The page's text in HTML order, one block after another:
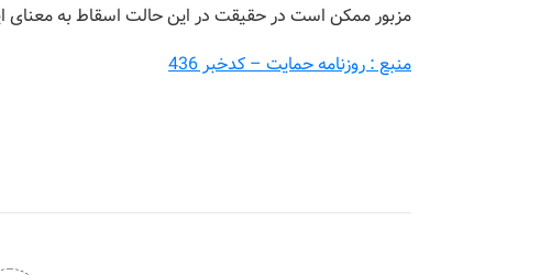
مزبور ممکن است در حقیقت در این حالت اسقاط به
منبع : روزنامه حمایت – کدخبر 436